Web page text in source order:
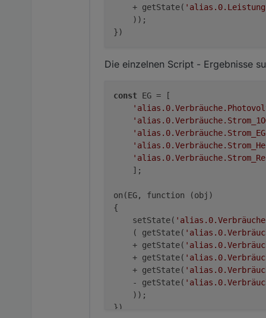
    + getState(
    ));
Die einzelnen Script - Ergebnisse
const EG = [
    ];
on(EG, function (obj)
{
    setState(
    ( getState(
    + getState(
    + getState(
    + getState(
    - getState(
    ));